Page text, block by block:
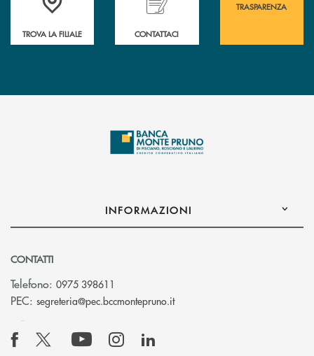
TROVA LA FILIALE CONTATTACI
TRASPARENZA
INFORMAZIONI
CONTATTI
Telefono: 0975 398611
PEC: segreteria@pec.bccmontepruno.it(si apre l’app di posta